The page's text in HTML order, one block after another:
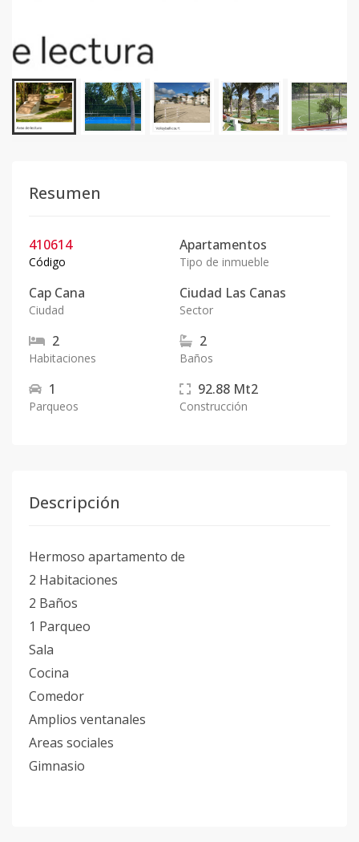
Resumen
410614
Código
Apartamentos
Tipo de inmueble
Cap Cana
Ciudad
Ciudad Las Canas
Sector
2
Habitaciones
2
Baños
1
Parqueos
92.88 Mt2
Construcción
Descripción
Hermoso apartamento de
2 Habitaciones
2 Baños
1 Parqueo
Sala
Cocina
Comedor
Amplios ventanales
Areas sociales
Gimnasio